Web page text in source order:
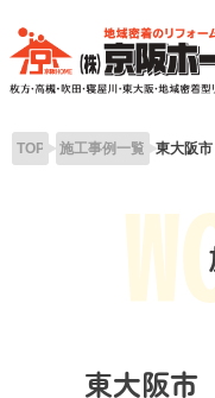
content
TOP 施工事例一覧 東大阪
東大阪